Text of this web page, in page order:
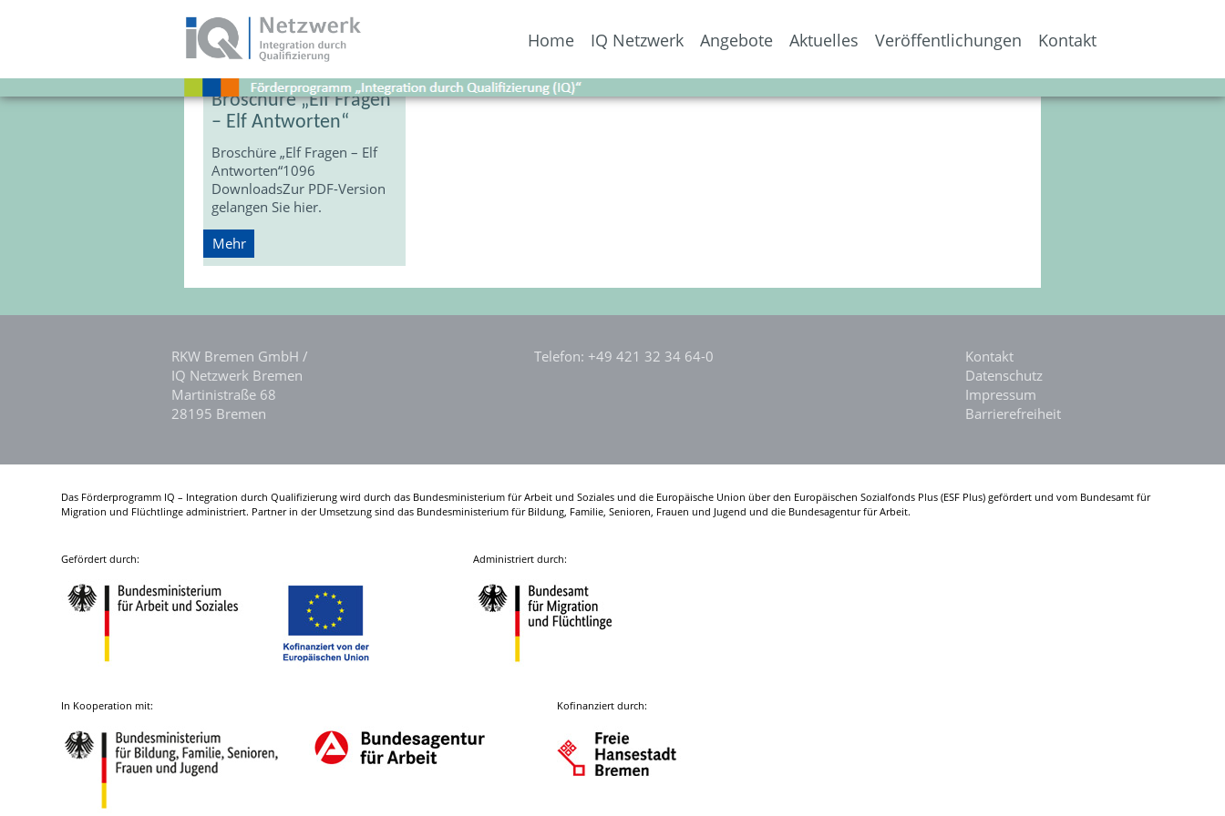
Home IQ Netzwerk Angebote Aktuelles Veröffentlichungen Kontakt
Download
Stichwort:Fragen
Broschüre „Elf Fragen
– Elf Antworten“
Broschüre „Elf Fragen – Elf
Antworten“1096
DownloadsZur PDF-Version
gelangen Sie hier.
Mehr
RKW Bremen GmbH /
IQ Netzwerk Bremen
Martinistraße 68
28195 Bremen
Telefon: +49 421 32 34 64-0
Kontakt
Datenschutz
Impressum
Barrierefreiheit
Das Förderprogramm IQ – Integration durch Qualifizierung wird durch das Bundesministerium für Arbeit und Soziales und die Europäische Union über den Europäischen Sozialfonds Plus (ESF Plus) gefördert und vom Bundesamt für
Migration und Flüchtlinge administriert. Partner in der Umsetzung sind das Bundesministerium für Bildung, Familie, Senioren, Frauen und Jugend und die Bundesagentur für Arbeit.
Gefördert durch: Administriert durch:
In Kooperation mit: Kofinanziert durch: